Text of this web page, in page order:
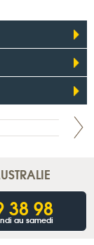
38 98
au samedi